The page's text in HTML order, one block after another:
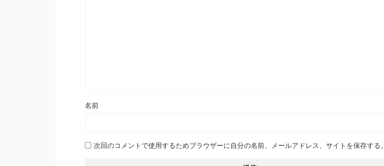
名前
次回のコメントで使用するためブラウザーに自分の名前、メールアドレス、サイトを保存する。